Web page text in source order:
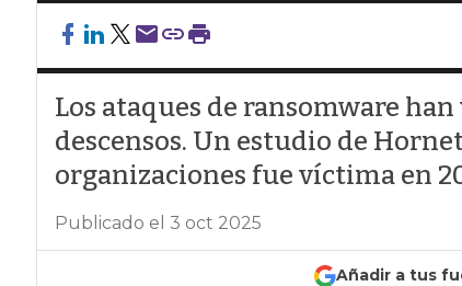
Los ataques de ransomware
descensos. Un estudio de
organizaciones fue víctima en
Publicado el 3 oct 2025
Añadir a tus